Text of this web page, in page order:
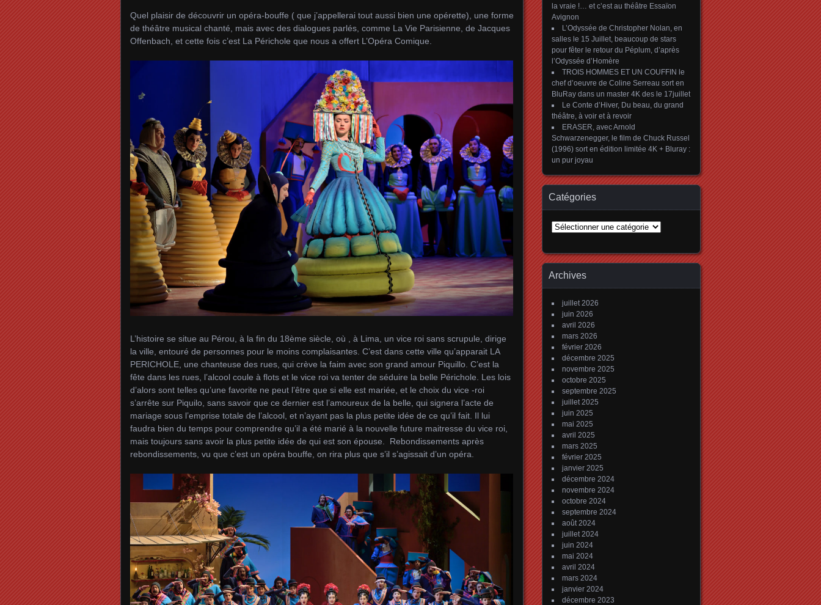
Quel plaisir de découvrir un opéra-bouffe ( que j’appellerai tout aussi bien une opérette), une forme
de théâtre musical chanté, mais avec des dialogues parlés, comme La Vie Parisienne, de Jacques
Offenbach, et cette fois c’est La Périchole que nous a offert L’Opéra Comique.
L’histoire se situe au Pérou, à la fin du 18ème siècle, où , à Lima, un vice roi sans scrupule, dirige
la ville, entouré de personnes pour le moins complaisantes. C’est dans cette ville qu’apparait LA
PERICHOLE, une chanteuse des rues, qui crève la faim avec son grand amour Piquillo. C’est la
fête dans les rues, l’alcool coule à flots et le vice roi va tenter de séduire la belle Périchole. Les lois
d’alors sont telles qu’une favorite ne peut l’être que si elle est mariée, et le choix du vice -roi
s’arrête sur Piquilo, sans savoir que ce dernier est l’amoureux de la belle, qui signera l’acte de
mariage sous l’emprise totale de l’alcool, et n’ayant pas la plus petite idée de ce qu’il fait. Il lui
faudra bien du temps pour comprendre qu’il a été marié à la nouvelle future maitresse du vice roi,
mais toujours sans avoir la plus petite idée de qui est son épouse. Rebondissements après
rebondissements, vu que c’est un opéra bouffe, on rira plus que s’il s’agissait d’un opéra.
la vraie !… et c’est au théâtre Essaïon
Avignon
L’Odyssée de Christopher Nolan, en
salles le 15 Juillet, beaucoup de stars
pour fêter le retour du Péplum, d’après
l’Odyssée d’Homère
TROIS HOMMES ET UN COUFFIN le
chef d’oeuvre de Coline Serreau sort en
BluRay dans un master 4K des le 17juillet
Le Conte d’Hiver, Du beau, du grand
théâtre, à voir et à revoir
ERASER, avec Arnold
Schwarzenegger, le film de Chuck Russel
(1996) sort en édition limitée 4K + Bluray :
un pur joyau
Catégories
Catégories
Archives
juillet 2026
juin 2026
avril 2026
mars 2026
février 2026
décembre 2025
novembre 2025
octobre 2025
septembre 2025
juillet 2025
juin 2025
mai 2025
avril 2025
mars 2025
février 2025
janvier 2025
décembre 2024
novembre 2024
octobre 2024
septembre 2024
août 2024
juillet 2024
juin 2024
mai 2024
avril 2024
mars 2024
janvier 2024
décembre 2023